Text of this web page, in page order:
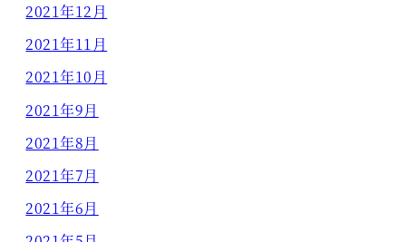
2021年12月
2021年11月
2021年10月
2021年9月
2021年8月
2021年7月
2021年6月